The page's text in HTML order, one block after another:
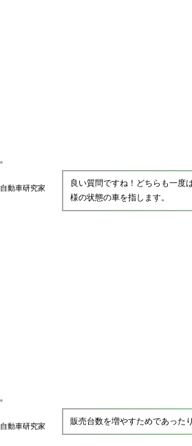
自動車研究家
良い質問ですね！どちらも一度
様の状態の車を指します。
自動車研究家 販売台数を増やすためであった